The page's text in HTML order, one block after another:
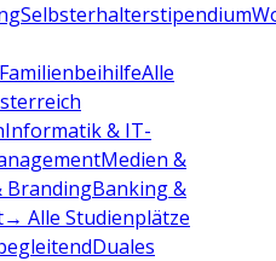
Selbsterhalterstipendium
FamilienbeihilfeAlle
Informatik & IT-
Medien &
BrandingBanking &
→ Alle Studienplätze
Duales